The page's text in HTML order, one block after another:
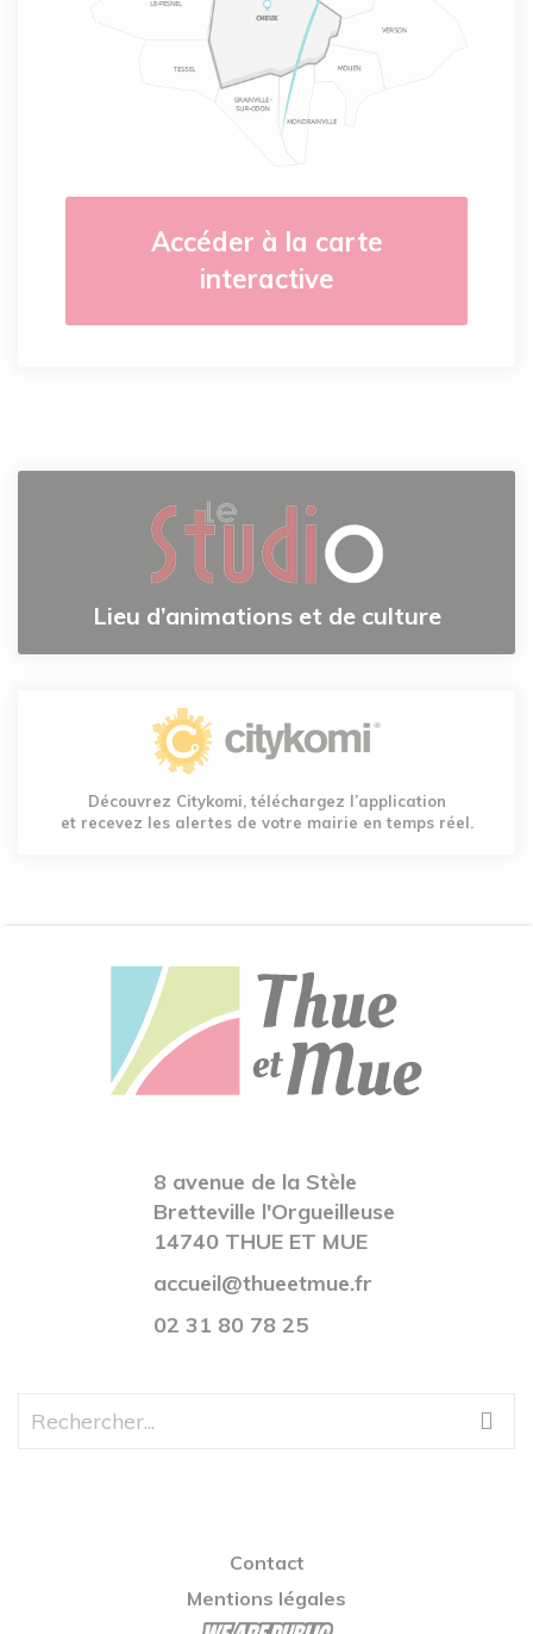
Accéder à la carte
interactive
Lieu d’animations et de culture
Découvrez Citykomi, téléchargez l’application
et recevez les alertes de votre mairie en temps réel.
8 avenue de la Stèle
Bretteville l'Orgueilleuse
14740 THUE ET MUE
accueil@thueetmue.fr
02 31 80 78 25
Contact
Mentions légales